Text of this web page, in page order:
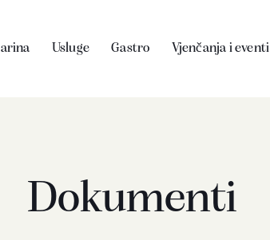
Usluge Gastro Vjenčanja i eventi
Dokumenti